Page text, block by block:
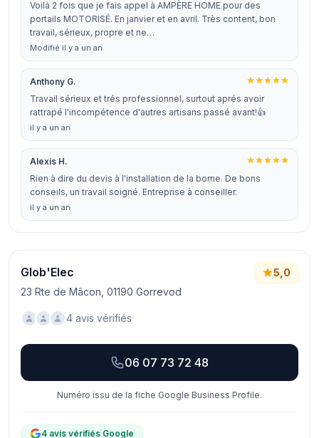
Voilà 2 fois que je fais appel à AMPÈRE HOME pour des
portails MOTORISÉ. En janvier et en avril. Très content, bon
travail, sérieux, propre et ne…
Modifié il y a un an
Anthony G.
Travail sérieux et trés professionnel, surtout aprés avoir
rattrapé l'incompétence d'autres artisans passé avant!👍
il y a un an
Alexis H.
Rien à dire du devis à l'installation de la borne. De bons
conseils, un travail soigné. Entreprise à conseiller.
il y a un an
Glob'Elec
23 Rte de Mâcon, 01190 Gorrevod
5,0
4 avis vérifiés
06 07 73 72 48
Numéro issu de la fiche Google Business Profile.
4 avis vérifiés Google